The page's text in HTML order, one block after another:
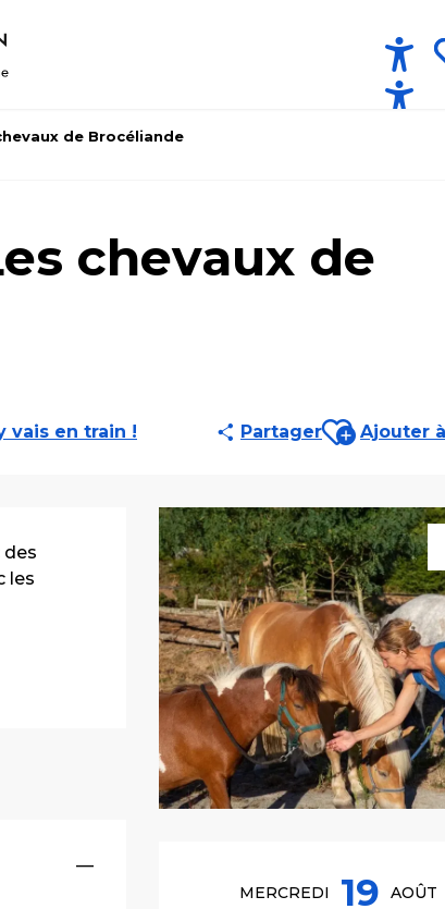
de Brocéliande
chevaux de
vais en train ! PartagerAjouter aux
Ajouter
MERCREDI 19 AOÛT
des
les
—